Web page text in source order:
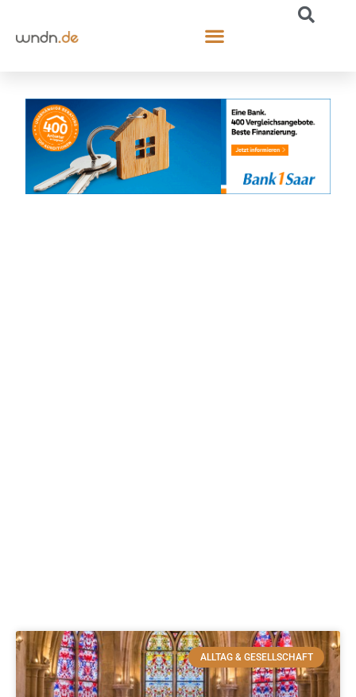
ALLTAG & GESELLSCHAFT